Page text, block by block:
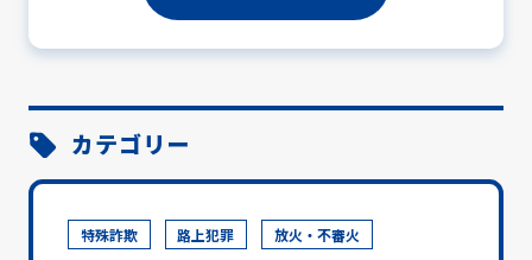
カテゴリー
特殊詐欺 路上犯罪 放火・不審火